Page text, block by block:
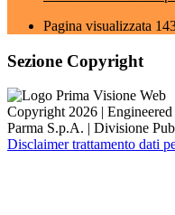
Pagina visualizzata
Sezione Copyright
Copyright 2026 |
Parma S.p.A. | Divisione
Disclaimer trattamento dati